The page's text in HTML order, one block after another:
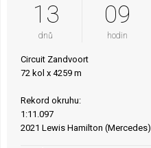
13
dnů
09
hodin
Circuit Zandvoort
72 kol x 4259 m
Rekord okruhu:
1:11.097
2021 Lewis Hamilton (Mercedes)